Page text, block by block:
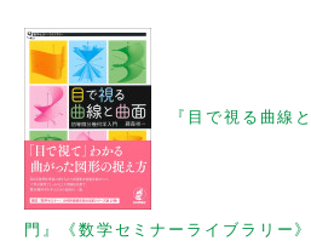
『目で視る曲線
門』《数学セミナーライブラリー》